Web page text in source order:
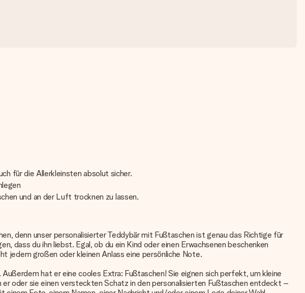
für die Allerkleinsten absolut sicher.
und an der Luft trocknen zu lassen.
denn unser personalisierter Teddybärmit Fußtaschen ist genau das Richtige für
dass du ihn liebst. Egal, ob du ein Kind oder einen Erwachsenen beschenken
jedem großen oder kleinen Anlass eine persönliche Note.
hat er eine cooles Extra: Fußtaschen! Sie eignen sich perfekt, um kleine
oder sie einen versteckten Schatz in den personalisierten Fußtaschen entdeckt –